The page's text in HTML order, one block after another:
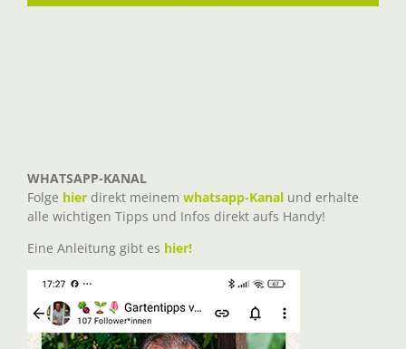
WHATSAPP-KANAL
Folge hier direkt meinem whatsapp-Kanal und erhalte
alle wichtigen Tipps und Infos direkt aufs Handy!
Eine Anleitung gibt es hier!